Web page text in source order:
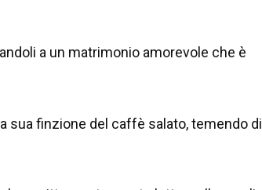
a un matrimonio amorevole che è
sua finzione del caffè salato, temendo di